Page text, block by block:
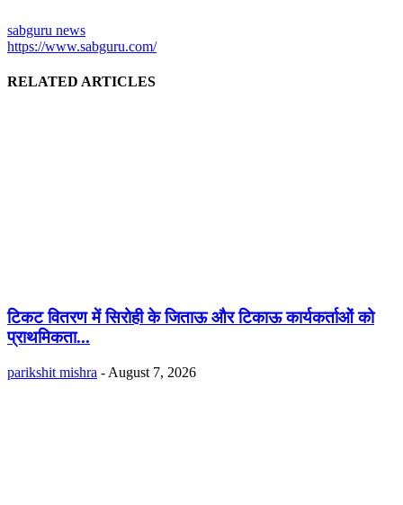
sabguru news
https://www.sabguru.com/
RELATED ARTICLES
टिकट वितरण में सिरोही के जिताऊ और टिकाऊ कार्यकर्ताओं को
प्राथमिकता...
parikshit mishra - August 7, 2026